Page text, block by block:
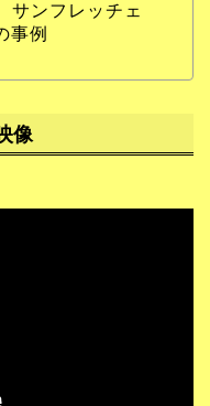
ンフレッチェ
事例
像